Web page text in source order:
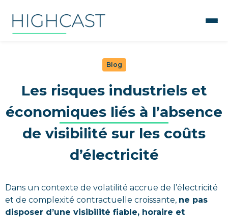
Blog
Les risques industriels et
économiques liés à l’absence
de visibilité sur les coûts
d’électricité
Dans un contexte de volatilité accrue de l’électricité
et de complexité contractuelle croissante, ne pas
disposer d’une visibilité fiable, horaire et